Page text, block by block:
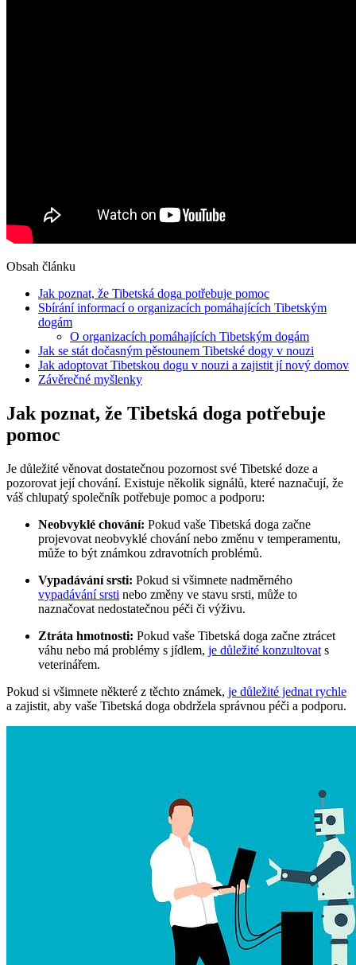
Obsah článku
Jak poznat, že Tibetská doga potřebuje pomoc
Sbírání informací o organizacích pomáhajících Tibetským
dogám
O organizacích pomáhajících Tibetským dogám
Jak se stát dočasným pěstounem Tibetské dogy v nouzi
Jak adoptovat Tibetskou dogu v nouzi a zajistit jí nový domov
Závěrečné myšlenky
Jak poznat, že Tibetská doga potřebuje
pomoc
Je důležité věnovat dostatečnou pozornost své Tibetské doze a
pozorovat její chování. Existuje několik signálů, které naznačují, že
váš chlupatý společník potřebuje pomoc a podporu:
Neobvyklé chování: Pokud vaše Tibetská doga začne
projevovat neobvyklé chování nebo změnu v temperamentu,
může to být známkou zdravotních problémů.
Vypadávání srsti: Pokud si všimnete nadměrného
vypadávání srsti nebo změny ve stavu srsti, může to
naznačovat nedostatečnou péči či výživu.
Ztráta hmotnosti: Pokud vaše Tibetská doga začne ztrácet
váhu nebo má problémy s jídlem, je důležité konzultovat s
veterinářem.
Pokud si všimnete některé z těchto známek, je důležité jednat rychle
a zajistit, aby vaše Tibetská doga obdržela správnou péči a podporu.